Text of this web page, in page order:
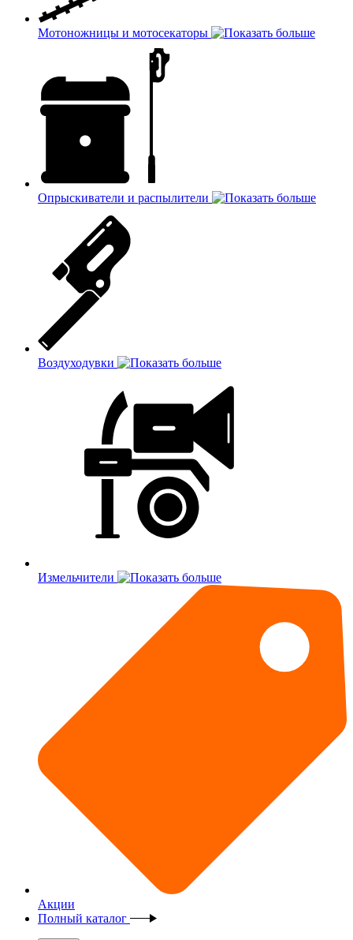
Мотоножницы и мотосекаторы
Опрыскиватели и распылители
Воздуходувки
Измельчители
Акции
Полный каталог